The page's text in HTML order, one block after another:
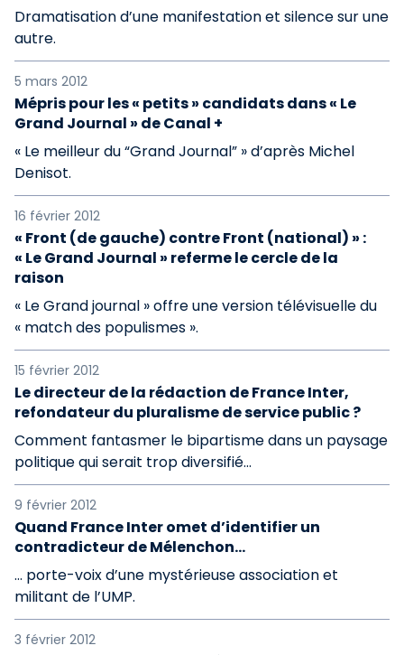
Dramatisation d’une manifestation et silence sur une
autre.
5 mars 2012
Mépris pour les « petits » candidats dans « Le
Grand Journal » de Canal +
« Le meilleur du “Grand Journal” » d’après Michel
Denisot.
16 février 2012
« Front (de gauche) contre Front (national) » :
« Le Grand Journal » referme le cercle de la
raison
« Le Grand journal » offre une version télévisuelle du
« match des populismes ».
15 février 2012
Le directeur de la rédaction de France Inter,
refondateur du pluralisme de service public ?
Comment fantasmer le bipartisme dans un paysage
politique qui serait trop diversifié...
9 février 2012
Quand France Inter omet d’identifier un
contradicteur de Mélenchon…
… porte-voix d’une mystérieuse association et
militant de l’UMP.
3 février 2012